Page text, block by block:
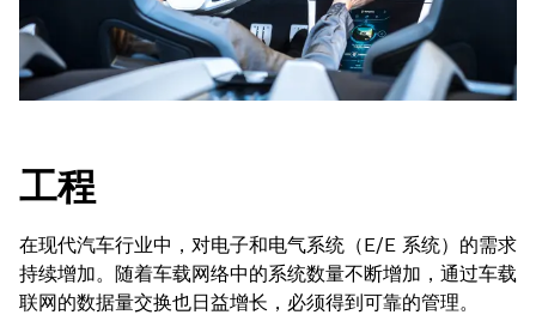
工程
在现代汽车行业中，对电子和电气系统（E/E 系统）的需求
持续增加。随着车载网络中的系统数量不断增加，通过车载
联网的数据量交换也日益增长，必须得到可靠的管理。